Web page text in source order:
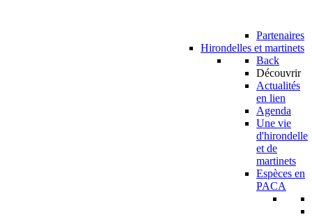
Partenaires
Hirondelles et martinets
Back
Découvrir
Actualités
en lien
Agenda
Une vie
d'hirondelle
et de
martinets
Espèces en
PACA